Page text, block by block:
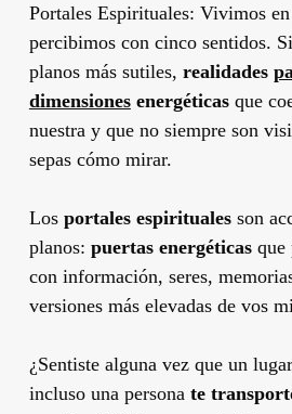
Portales Espirituales: Vivimos
percibimos con cinco sentidos.
planos más sutiles, realidades
dimensionesenergéticasque
nuestra y que no siempre son
sepas cómo mirar.
Los portales espiritualesson
planos: puertas energéticasque
con información, seres,
versiones más elevadas de vos
¿Sentiste alguna vez que un
incluso una persona te